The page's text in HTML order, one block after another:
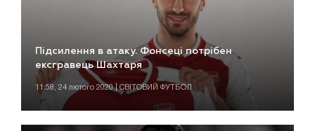
Підсилення в атаку. Фонсеці потрібен
ексгравець Шахтаря
11:58, 24 лютого 2020 | СВІТОВИЙ ФУТБОЛ